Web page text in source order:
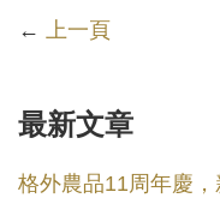
← 上一頁
最新文章
格外農品11周年慶，